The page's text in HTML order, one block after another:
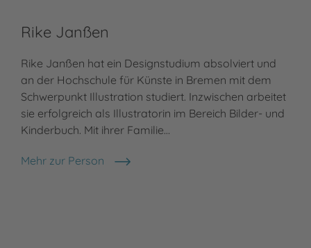
Rike Janßen
Rike Janßen hat ein Designstudium absolviert und
an der Hochschule für Künste in Bremen mit dem
Schwerpunkt Illustration studiert. Inzwischen arbeitet
sie erfolgreich als Illustratorin im Bereich Bilder- und
Kinderbuch. Mit ihrer Familie…
Mehr zur Person
Rike Janßen